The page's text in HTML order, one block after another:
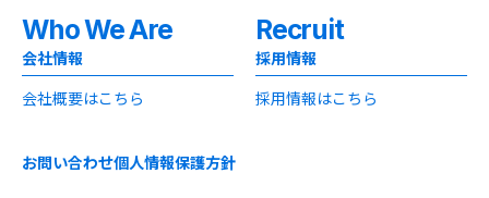
Who We Are
会社情報
会社概要はこちら
Recruit
採用情報
採用情報はこちら
お問い合わせ個人情報保護方針